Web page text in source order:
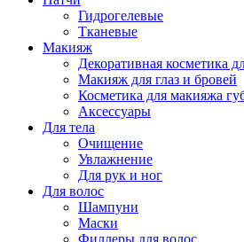
Гидрогелевые
Тканевые
Макияж
Декоративная косметика
Макияж для глаз и бровей
Косметика для макияжа
Аксессуары
Для тела
Очищение
Увлажнение
Для рук и ног
Для волос
Шампуни
Маски
Филлеры для волос